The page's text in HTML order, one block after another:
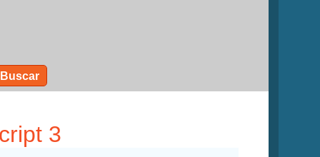
Buscar
3